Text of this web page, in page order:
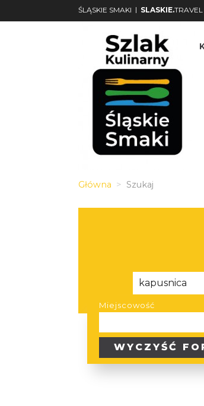
ŚLĄSKIE SMAKI | SLASKIE.TRAVEL
Główna Szukaj
Miejscowość
WYCZYŚĆ